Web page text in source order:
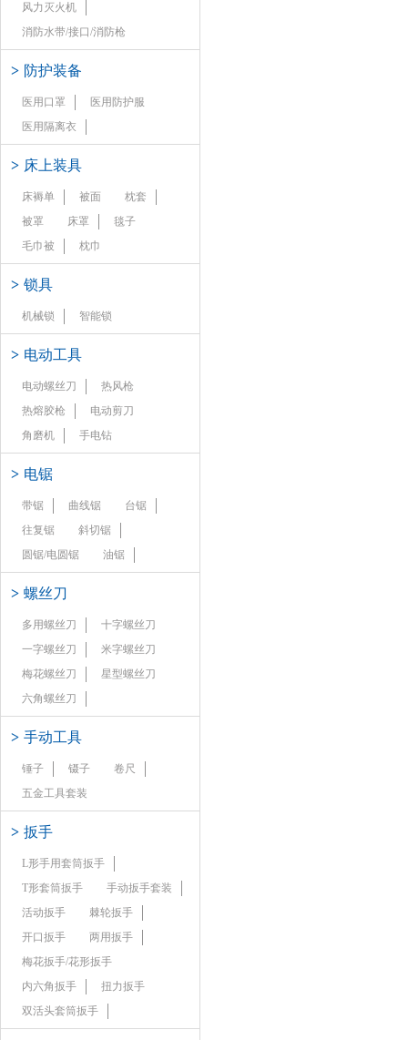
风力灭火机
消防水带/接口/消防枪
> 防护装备
医用口罩
医用防护服
医用隔离衣
> 床上装具
床褥单 被面
枕套
被罩
床罩
毯子
毛巾被
枕巾
> 锁具
机械锁 智能锁
> 电动工具
电动螺丝刀
热风枪
热熔胶枪
电动剪刀
角磨机
手电钻
> 电锯
带锯 曲线锯
台锯
往复锯
斜切锯
圆锯/电圆锯
油锯
> 螺丝刀
多用螺丝刀
十字螺丝刀
一字螺丝刀
米字螺丝刀
梅花螺丝刀
星型螺丝刀
六角螺丝刀
> 手动工具
锤子 镊子
卷尺
五金工具套装
> 扳手
L形手用套筒扳手
T形套筒扳手
手动扳手套装
活动扳手
棘轮扳手
开口扳手
两用扳手
梅花扳手/花形扳手
内六角扳手
扭力扳手
双活头套筒扳手